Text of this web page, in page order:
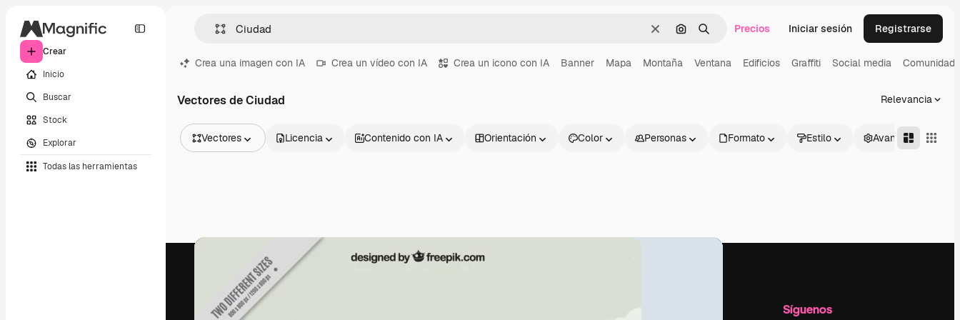
Crear
Inicio
Buscar
Stock
Explorar
Todas las herramientas
BorrarBuscar por imagen
BuscarPrecios Iniciar sesión Registrarse
Crea una imagen con IA Crea un vídeo con IA Crea un icono con IA Banner Mapa Montaña Ventana Edificios Graffiti Social media Comunidad
Vectores de Ciudad Relevancia
Vectores
Vídeos
Motion graphics
Plantillas de vídeos
Modelos 3D
Fuentes
Licencia Contenido con IA Orientación Color Personas Formato Estilo Avanzado
Información útil Síguenos